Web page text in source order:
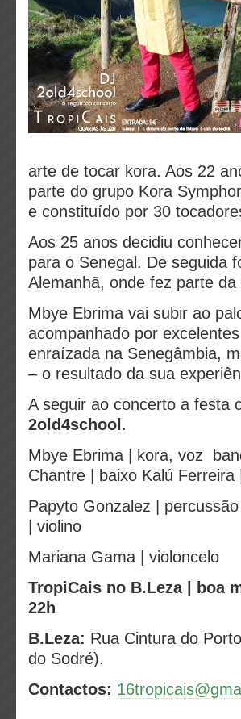
arte de tocar kora. Aos 22
parte do grupo Kora
e constituído por 30
Aos 25 anos decidiu
para o Senegal. De seguida
Alemanhã, onde fez parte da
Mbye Ebrima vai subir ao
acompanhado por
enraízada na Senegâmbia,
– o resultado da sua
A seguir ao concerto a festa
2old4school .
Mbye Ebrima | kora, voz
Chantre | baixo Kalú Ferreira
Papyto Gonzalez | percussão
| violino
Mariana Gama | violoncelo
TropiCais no B.Leza | boa
22h
B.Leza: Rua Cintura do
do Sodré).
Contactos: